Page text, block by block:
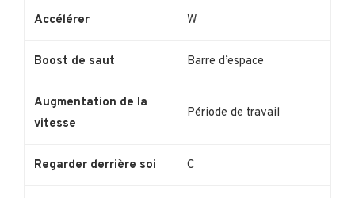
Accélérer W
Boost de saut Barre d’espace
Augmentation de la
vitesse
Période de travail
Regarder derrière soi C